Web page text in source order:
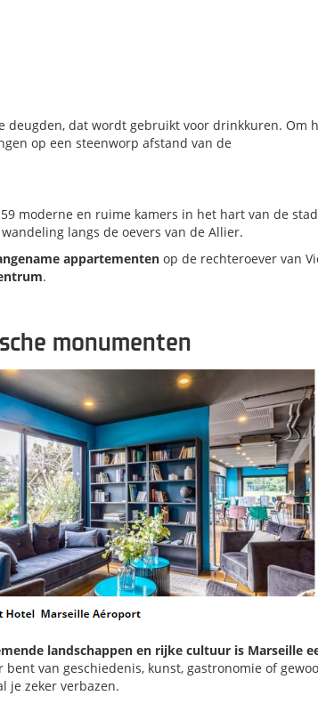
deugden, dat wordt gebruikt voor drinkkuren. Om
op een steenworp afstand van de
moderne en ruime kamers in het hart van de
langs de oevers van de Allier.
appartementen op de rechteroever van
.
monumenten
landschappen en rijke cultuur is Marseille
van geschiedenis, kunst, gastronomie of
je zeker verbazen.